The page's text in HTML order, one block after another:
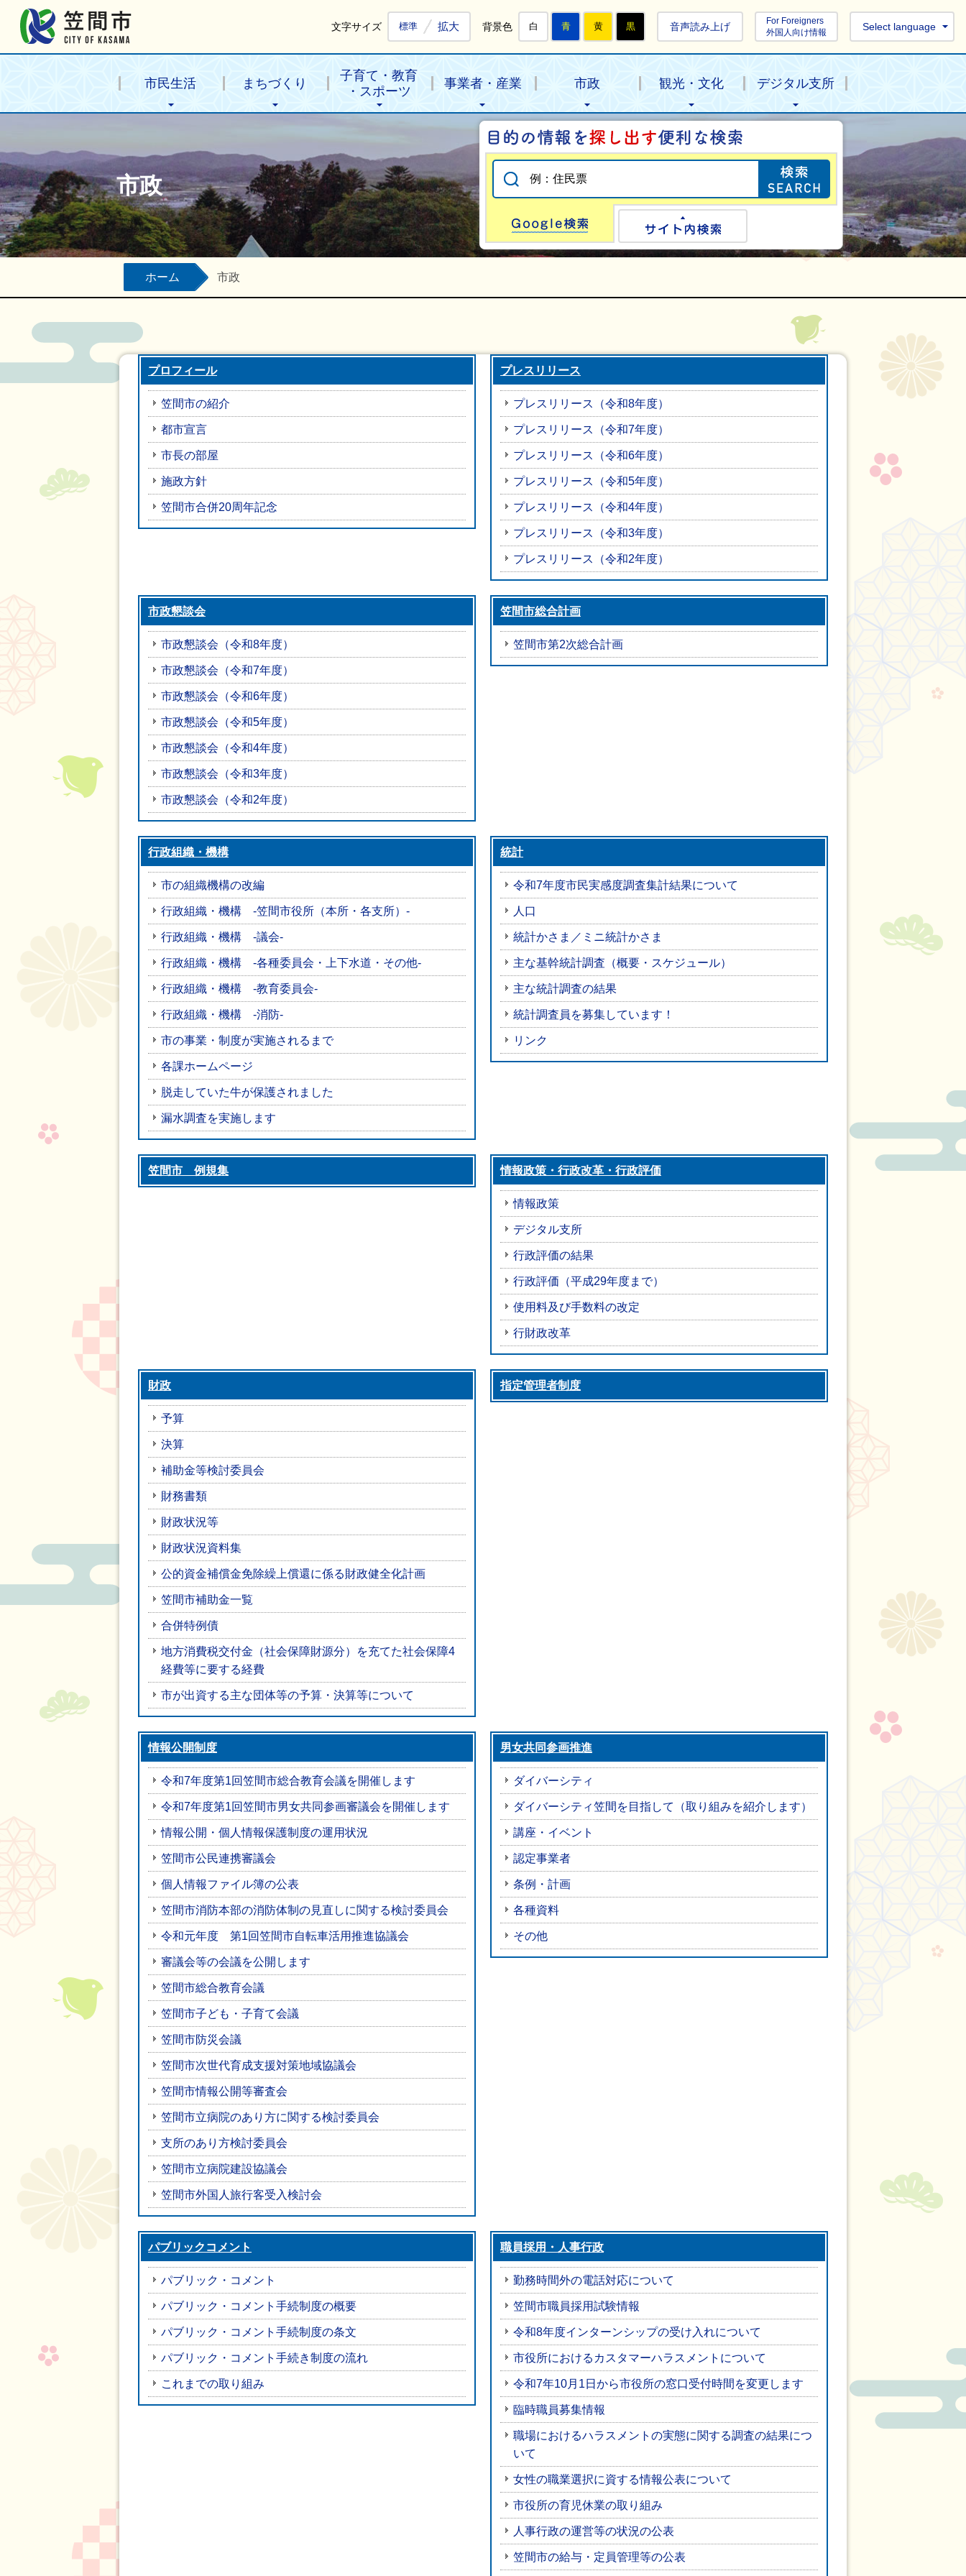
文字サイズ 標準 拡大 背景色 白 青 黄 黒 音声読み上げ
For Foreigners
外国人向け情報
Select language
市民生活 まちづくり
子育て・教育
・スポーツ
事業者・産業 市政 観光・文化 デジタル支所
市政
目的の情報を探
Google検索
ホーム 市政
プロフィール
笠間市の紹介
都市宣言
市長の部屋
施政方針
笠間市合併20周年記念
プレスリリース
プレスリリース（令和8年度）
プレスリリース（令和7年度）
プレスリリース（令和6年度）
プレスリリース（令和5年度）
プレスリリース（令和4年度）
プレスリリース（令和3年度）
プレスリリース（令和2年度）
市政懇談会
市政懇談会（令和8年度）
市政懇談会（令和7年度）
市政懇談会（令和6年度）
市政懇談会（令和5年度）
市政懇談会（令和4年度）
市政懇談会（令和3年度）
市政懇談会（令和2年度）
笠間市総合計画
笠間市第2次総合計画
行政組織・機構
市の組織機構の改編
行政組織・機構 -笠間市役所（本所・各支所）-
行政組織・機構 -議会-
行政組織・機構 -各種委員会・上下水道・その他-
行政組織・機構 -教育委員会-
行政組織・機構 -消防-
市の事業・制度が実施されるまで
各課ホームページ
脱走していた牛が保護されました
漏水調査を実施します
統計
令和7年度市民実感度調査集計結果について
人口
統計かさま／ミニ統計かさま
主な基幹統計調査（概要・スケジュール）
主な統計調査の結果
統計調査員を募集しています！
リンク
笠間市 例規集 情報政策・行政改革・行政評価
情報政策
デジタル支所
行政評価の結果
行政評価（平成29年度まで）
使用料及び手数料の改定
行財政改革
財政
予算
決算
補助金等検討委員会
財務書類
財政状況等
財政状況資料集
公的資金補償金免除繰上償還に係る財政健全化計画
笠間市補助金一覧
合併特例債
地方消費税交付金（社会保障財源分）を充てた社会保障4
経費等に要する経費
市が出資する主な団体等の予算・決算等について
指定管理者制度
情報公開制度
令和7年度第1回笠間市総合教育会議を開催します
令和7年度第1回笠間市男女共同参画審議会を開催します
情報公開・個人情報保護制度の運用状況
笠間市公民連携審議会
個人情報ファイル簿の公表
笠間市消防本部の消防体制の見直しに関する検討委員会
令和元年度 第1回笠間市自転車活用推進協議会
審議会等の会議を公開します
笠間市総合教育会議
笠間市子ども・子育て会議
笠間市防災会議
笠間市次世代育成支援対策地域協議会
笠間市情報公開等審査会
笠間市立病院のあり方に関する検討委員会
支所のあり方検討委員会
笠間市立病院建設協議会
笠間市外国人旅行客受入検討会
男女共同参画推進
ダイバーシティ
ダイバーシティ笠間を目指して（取り組みを紹介します）
講座・イベント
認定事業者
条例・計画
各種資料
その他
パブリックコメント
パブリック・コメント
パブリック・コメント手続制度の概要
パブリック・コメント手続制度の条文
パブリック・コメント手続き制度の流れ
これまでの取り組み
職員採用・人事行政
勤務時間外の電話対応について
笠間市職員採用試験情報
令和8年度インターンシップの受け入れについて
市役所におけるカスタマーハラスメントについて
令和7年10月1日から市役所の窓口受付時間を変更します
臨時職員募集情報
職場におけるハラスメントの実態に関する調査の結果につ
いて
女性の職業選択に資する情報公表について
市役所の育児休業の取り組み
人事行政の運営等の状況の公表
笠間市の給与・定員管理等の公表